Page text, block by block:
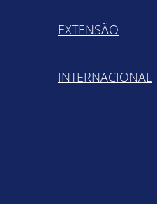
EXTENSÃO
INTERNACIONAL